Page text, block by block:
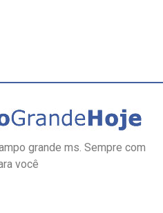
grande ms. Sempre com
você